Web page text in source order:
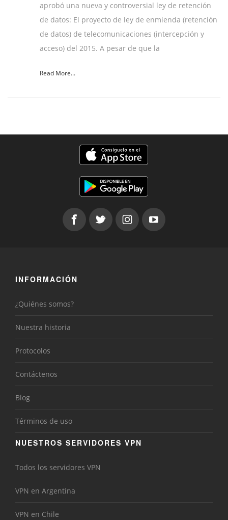
aprobó una nueva y controversial ley de retención
de datos: El proyecto de ley de enmienda (retención
de datos) de telecomunicaciones (intercepción y
acceso) del 2015. A pesar de que la
Read More...
INFORMACIÓN
¿Quiénes somos?
Nuestra historia
Protocolos
Contáctenos
Blog
Términos de uso
NUESTROS SERVIDORES VPN
Todos los servidores VPN
VPN en Argentina
VPN en Chile